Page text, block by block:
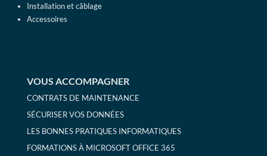
Installation et câblage
Accessoires
VOUS ACCOMPAGNER
CONTRATS DE MAINTENANCE
SÉCURISER VOS DONNÉES
LES BONNES PRATIQUES INFORMATIQUES
FORMATIONS À MICROSOFT OFFICE 365